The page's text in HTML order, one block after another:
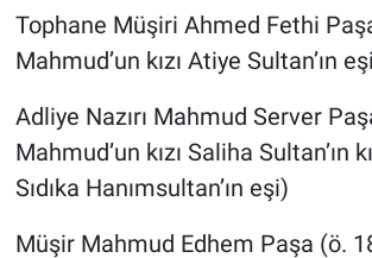
Tophane Müşiri Ahmed Fethi
Mahmud’un kızı Atiye Sultan’ın
Adliye Nazırı Mahmud Server
Mahmud’un kızı Saliha Sultan’ın
Sıdıka Hanımsultan’ın eşi)
Müşir Mahmud Edhem Paşa (ö.